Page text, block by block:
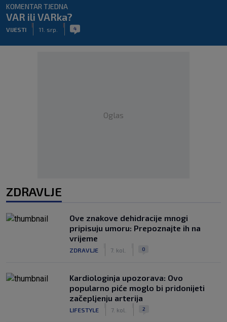
KOMENTAR TJEDNA
VAR ili VARka?
VIJESTI 11. srp. 4
Oglas
ZDRAVLJE
Ove znakove dehidracije mnogi
pripisuju umoru: Prepoznajte ih na
vrijeme
ZDRAVLJE 7. kol. 0
Kardiologinja upozorava: Ovo
popularno piće moglo bi pridonijeti
začepljenju arterija
LIFESTYLE 7. kol. 2